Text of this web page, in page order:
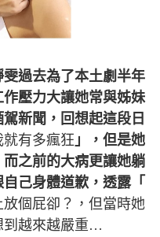
過去為了本土劇半年
壓力大讓她常與姊妹
新聞，回想起這段日
有多瘋狂 」，但是她
之前的大病更讓她躺
己身體道歉，透露「
個屁卻？，但當時她
到越來越嚴重…